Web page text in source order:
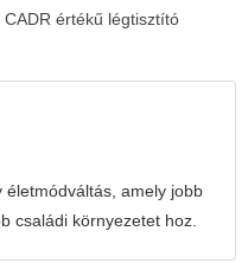
értékű légtisztító
amely jobb
családi környezetet hoz.